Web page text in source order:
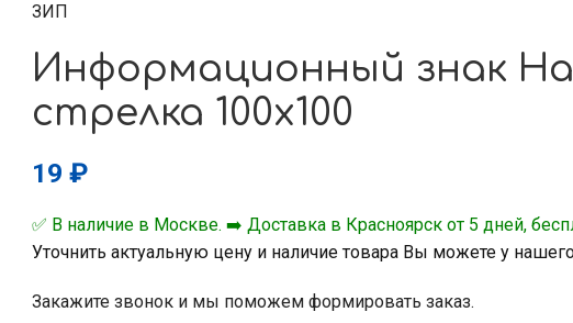
ЗИП
Информационный знак
стрелка 100х100
19 ₽
✅ В наличие в Москве. ➡️ Доставка в Красноярск от 5 дней,
Уточнить актуальную цену и наличие товара Вы можете у
Закажите звонок и мы поможем формировать заказ.